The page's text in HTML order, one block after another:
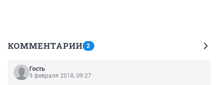
КОММЕНТАРИИ 2
Гость
9 февраля 2018, 09:27